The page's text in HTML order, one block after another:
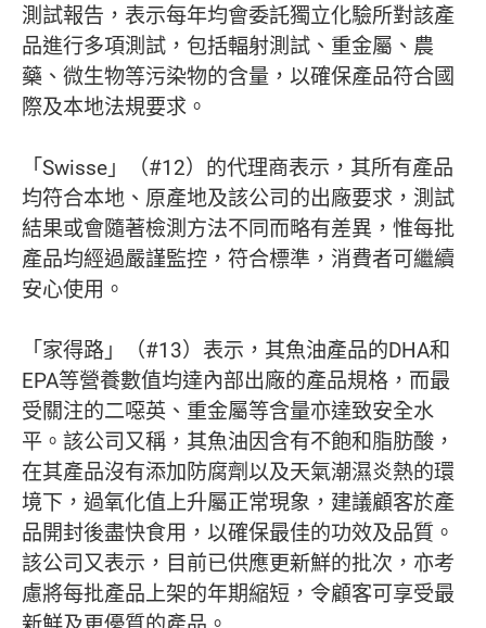
測試報告，表示每年均會委託獨立化驗所對該產
品進行多項測試，包括輻射測試、重金屬、農
藥、微生物等污染物的含量，以確保產品符合國
際及本地法規要求。
「Swisse」（#12）的代理商表示，其所有產品
均符合本地、原產地及該公司的出廠要求，測試
結果或會隨著檢測方法不同而略有差異，惟每批
產品均經過嚴謹監控，符合標準，消費者可繼續
安心使用。
「家得路」（#13）表示，其魚油產品的DHA和
EPA等營養數值均達內部出廠的產品規格，而最
受關注的二噁英、重金屬等含量亦達致安全水
平。該公司又稱，其魚油因含有不飽和脂肪酸，
在其產品沒有添加防腐劑以及天氣潮濕炎熱的環
境下，過氧化值上升屬正常現象，建議顧客於產
品開封後盡快食用，以確保最佳的功效及品質。
該公司又表示，目前已供應更新鮮的批次，亦考
慮將每批產品上架的年期縮短，令顧客可享受最